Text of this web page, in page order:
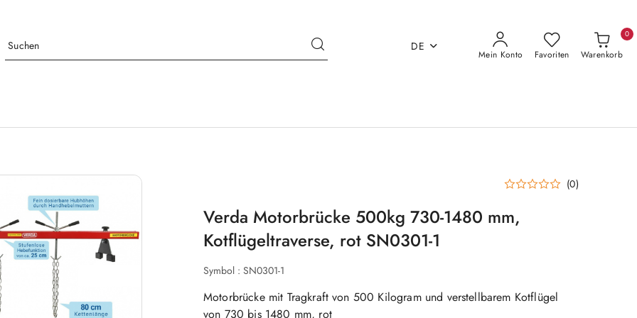
DE
Mein Konto Favoriten Warenkorb
0
(0)
Verda Motorbrücke 500kg 730-1480 mm,
Kotflügeltraverse, rot SN0301-1
Symbol : SN0301-1
Motorbrücke mit Tragkraft von 500 Kilogram und verstellbarem Kotflügel
von 730 bis 1480 mm, rot